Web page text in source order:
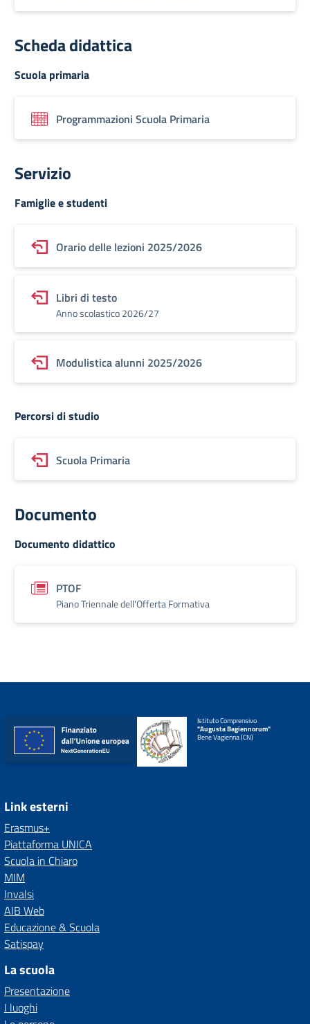
Scheda didattica
Scuola primaria
Programmazioni Scuola Primaria
Servizio
Famiglie e studenti
Orario delle lezioni 2025/2026
Libri di testo
Anno scolastico 2026/27
Modulistica alunni 2025/2026
Percorsi di studio
Scuola Primaria
Documento
Documento didattico
PTOF
Piano Triennale dell'Offerta Formativa
Istituto Comprensivo
"Augusta Bagiennorum"
Bene Vagienna (CN)
Link esterni
Erasmus+
Piattaforma UNICA
Scuola in Chiaro
MIM
Invalsi
AIB Web
Educazione & Scuola
Satispay
La scuola
Presentazione
I luoghi